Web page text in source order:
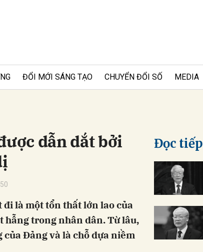
ĐỔI MỚI SÁNG TẠO CHUYỂN ĐỔI SỐ MEDIA
dẫn dắt bởi
là một tổn thất lớn lao của
hẫng trong nhân dân. Từ lâu,
Đảng và là chỗ dựa niềm
Đọc tiếp
Gửi